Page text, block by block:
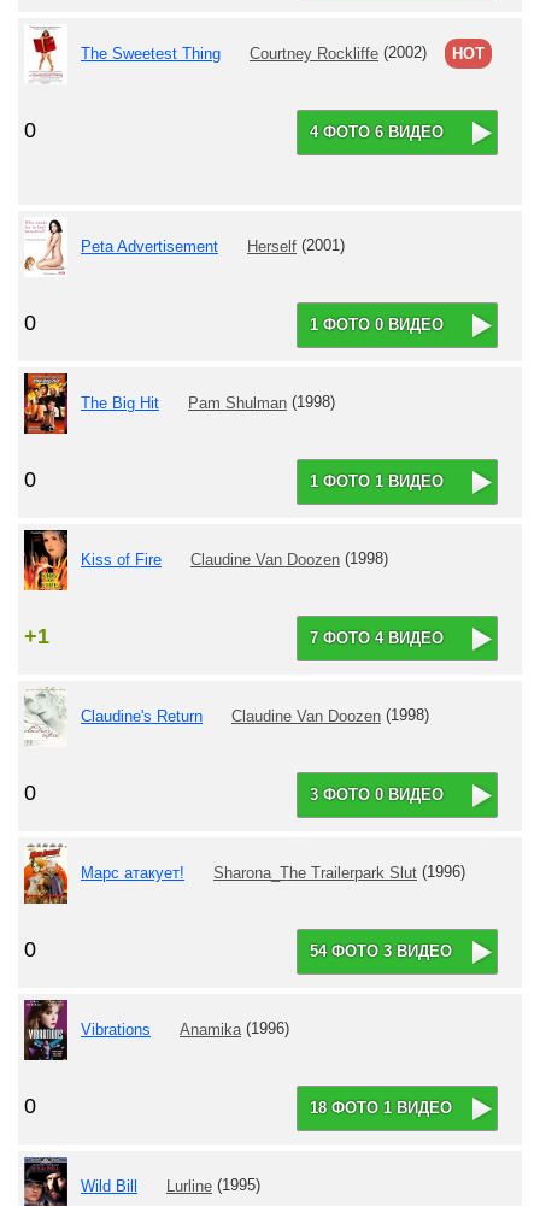
The Sweetest Thing Courtney Rockliffe (2002)
4 ФОТО 6 ВИДЕО
0
HOT
Peta Advertisement Herself (2001)
1 ФОТО 0 ВИДЕО
0
The Big Hit Pam Shulman (1998)
1 ФОТО 1 ВИДЕО
0
Kiss of Fire Claudine Van Doozen (1998)
7 ФОТО 4 ВИДЕО
+1
Claudine's Return Claudine Van Doozen (1998)
3 ФОТО 0 ВИДЕО
0
Марс атакует! Sharona_The Trailerpark Slut (1996)
54 ФОТО 3 ВИДЕО
0
Vibrations Anamika (1996)
18 ФОТО 1 ВИДЕО
0
Wild Bill Lurline (1995)